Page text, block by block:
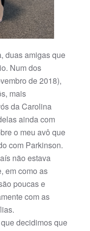
duas amigas que
Num dos
de 2018),
mais
da Carolina
ainda com
o meu avô que
com Parkinson.
não estava
em como as
poucas e
com as
decidimos que